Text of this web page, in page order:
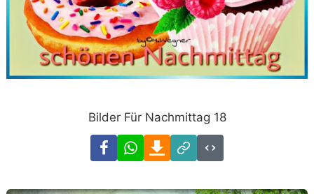
Bilder Für Nachmittag 18
FacebookWhatsAppDownload
Link
Code